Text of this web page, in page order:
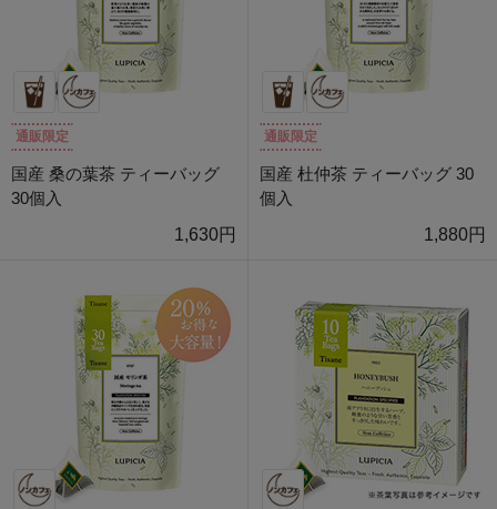
通販限定
国産 桑の葉茶 ティーバッグ
30個入
1,630円
通販限定
国産 杜仲茶 ティーバッグ 30
個入
1,880円